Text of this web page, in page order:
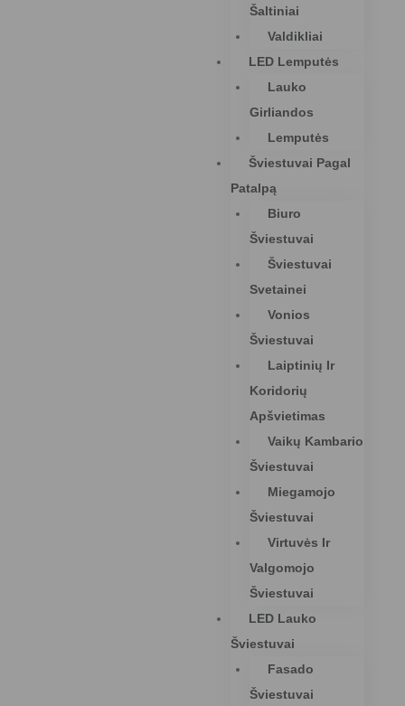
Šaltiniai
Valdikliai
LED Lemputės
Lauko
Girliandos
Lemputės
Šviestuvai Pagal
Patalpą
Biuro
Šviestuvai
Šviestuvai
Svetainei
Vonios
Šviestuvai
Laiptinių Ir
Koridorių
Apšvietimas
Vaikų Kambario
Šviestuvai
Miegamojo
Šviestuvai
Virtuvės Ir
Valgomojo
Šviestuvai
LED Lauko
Šviestuvai
Fasado
Šviestuvai